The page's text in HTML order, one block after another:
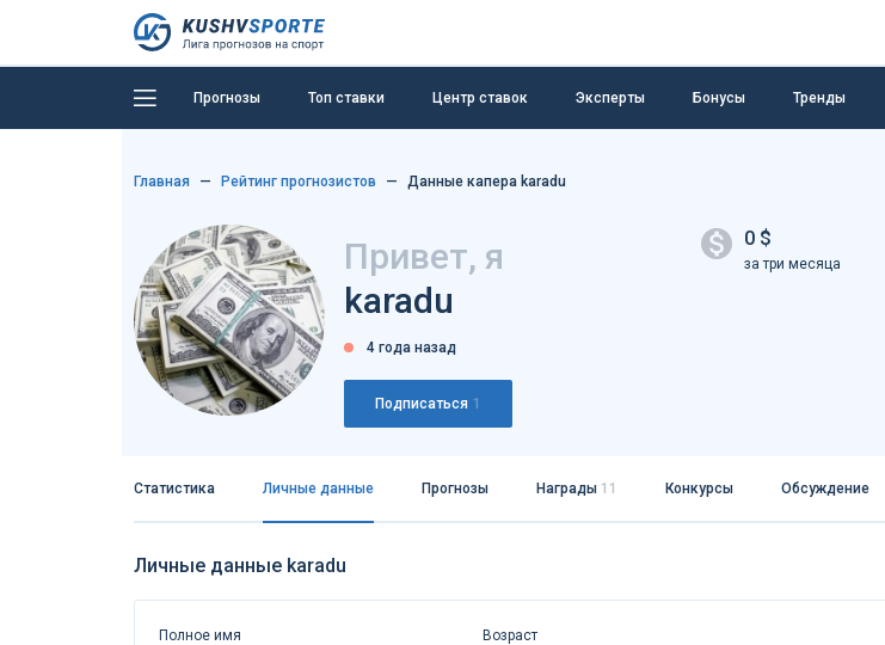
Прогнозы Топ ставки Центр ставок Эксперты Бонусы Тренды
Главная Рейтинг прогнозистов Данные капера karadu
Привет, я
karadu
4 года назад
Подписаться 1
0 $
за три месяца
Статистика Личные данные Прогнозы Награды 11 Конкурсы Обсуждение
Личные данные karadu
Полное имя Возраст